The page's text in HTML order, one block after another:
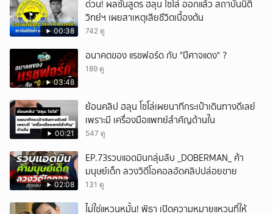
00:38
ด่วน! ผลชันสูตร ฮลุน โซโล่ ออกแล้ว สถาบันนิติ
วิทย์ฯ เผยสาเหตุเสียชีวิตเบื้องต้น
742 ดู
03:48
อนาคตของ แรชฟอร์ด กับ "ปีศาจแดง" ?
189 ดู
00:21
ย้อนคลิป ฮลุน โซโล่เผยนาทีกระเป๋าเดินทางดีเลย์
เพราะมี เครื่องมือแพทย์สำคัญด้านใน
547 ดู
02:08
EP.73รวบแอดมินกลุ่มลับ _DOBERMAN_ ค้า
มนุษย์เด็ก ลวงวิดีโอคอลอัดคลิปปล่อยขาย
131 ดู
ไม่ใช่แหวนหมั้น! พิธา เปิดความหมายแหวนที่ให้